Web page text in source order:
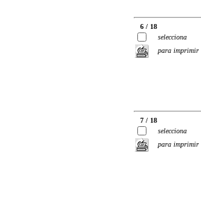
6 / 18
selecciona
para imprimir
7 / 18
selecciona
para imprimir